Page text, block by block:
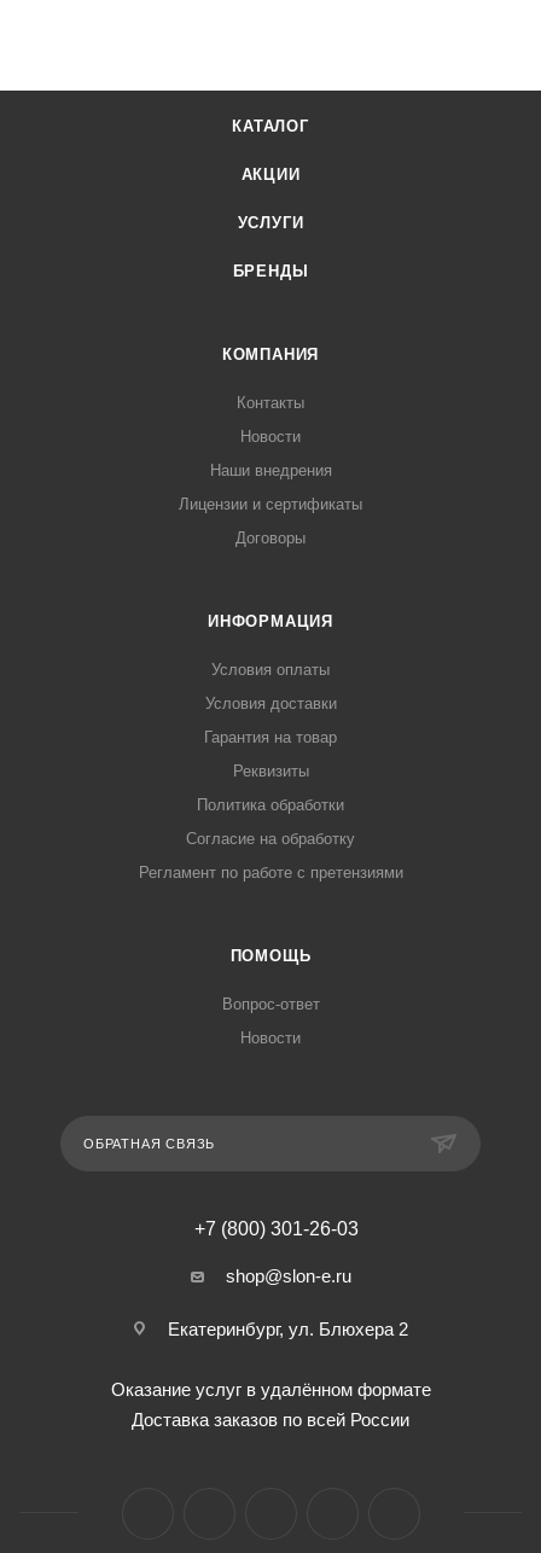
КАТАЛОГ
АКЦИИ
УСЛУГИ
БРЕНДЫ
КОМПАНИЯ
Контакты
Новости
Наши внедрения
Лицензии и сертификаты
Договоры
ИНФОРМАЦИЯ
Условия оплаты
Условия доставки
Гарантия на товар
Реквизиты
Политика обработки
Согласие на обработку
Регламент по работе с претензиями
ПОМОЩЬ
Вопрос-ответ
Новости
ОБРАТНАЯ СВЯЗЬ
+7 (800) 301-26-03
shop@slon-e.ru
Екатеринбург, ул. Блюхера 2
Оказание услуг в удалённом формате
Доставка заказов по всей России